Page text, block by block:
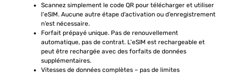
Scannez simplement le code QR pour télécharger et utiliser
l'eSIM. Aucune autre étape d’activation ou d’enregistrement
n’est nécessaire.
Forfait prépayé unique. Pas de renouvellement
automatique, pas de contrat. L'eSIM est rechargeable et
peut être rechargée avec des forfaits de données
supplémentaires.
Vitesses de données complètes – pas de limites